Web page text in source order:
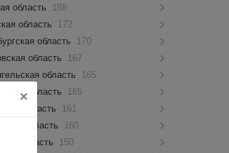
×
область
188
область
172
область
170
область
167
область
165
область
165
область
161
область
160
область
150